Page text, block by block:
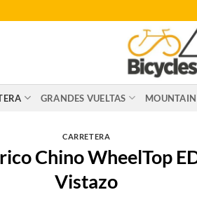
GRANDES VUELTAS
CARRETERA
Chino WheelTop
Vistazo